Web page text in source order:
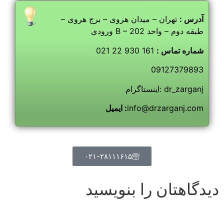
آدرس : تهران – میدان هروی – برج هروی –
ورودی B – طبقه دوم – واحد 202
شماره تماس :
09127379893
اینستاگرام: dr_zarganj
ایمیل :info@drzarganj.com
۰۲۱-۲۸۱۱۱۶۱۵
دیدگاهتان را بنویسید